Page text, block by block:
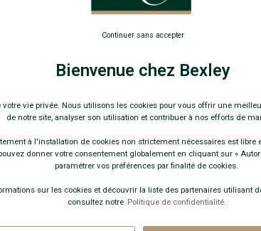
Bienvenue chez Bexley
votre vie privée. Nous utilisons les cookies pour vous offrir une
de notre site, analyser son utilisation et contribuer à nos efforts de
à l'installation de cookies non strictement nécessaires est libre
donner votre consentement globalement en cliquant sur «
paramétrer vos préférences par finalité de cookies.
sur les cookies et découvrir la liste des partenaires utilisant
consultez notre Politique de confidentialité.
Continuer sans accepter